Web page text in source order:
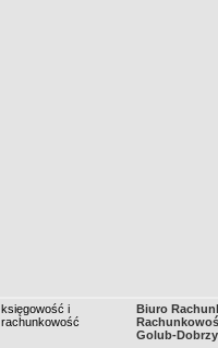
księgowość i
rachunkowość
Biuro
Golub-